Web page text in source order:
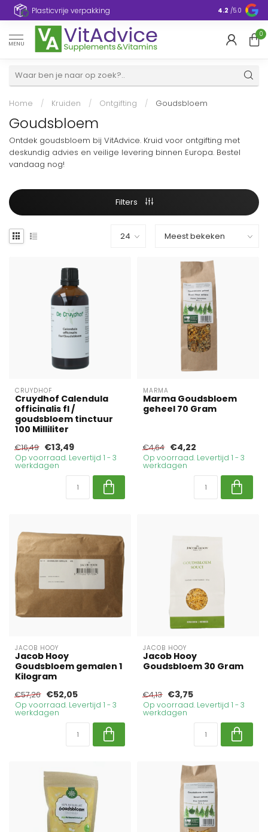
Plasticvrije verpakking 4.2 /5.0
MENU
0
Home / Kruiden / Ontgifting / Goudsbloem
Goudsbloem
Ontdek goudsbloem bij VitAdvice. Kruid voor ontgifting met
deskundig advies en veilige levering binnen Europa. Bestel
vandaag nog!
Filters
CRUYDHOF
Cruydhof Calendula
officinalis fl /
goudsbloem tinctuur
100 Milliliter
€16,49 €13,49
Op voorraad. Levertijd 1 - 3
werkdagen
MARMA
Marma Goudsbloem
geheel 70 Gram
€4,64 €4,22
Op voorraad. Levertijd 1 - 3
werkdagen
JACOB HOOY
Jacob Hooy
Goudsbloem gemalen 1
Kilogram
€57,26 €52,05
Op voorraad. Levertijd 1 - 3
werkdagen
JACOB HOOY
Jacob Hooy
Goudsbloem 30 Gram
€4,13 €3,75
Op voorraad. Levertijd 1 - 3
werkdagen